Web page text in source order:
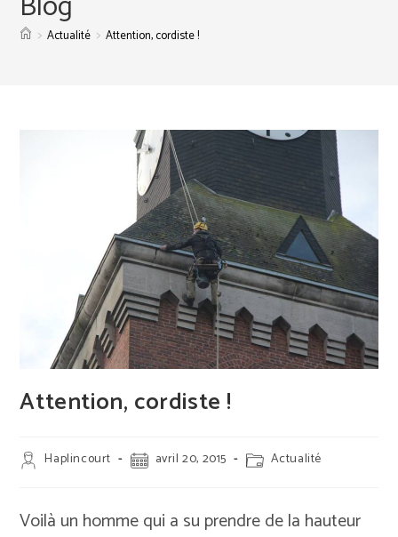
> Actualité > Attention, cordiste !
Attention, cordiste !
Auteur/autrice
de
publication :
Haplincourt
Publication
publiée :
avril 20, 2015
Post Actualité
Voilà un homme qui a su prendre de la hauteur